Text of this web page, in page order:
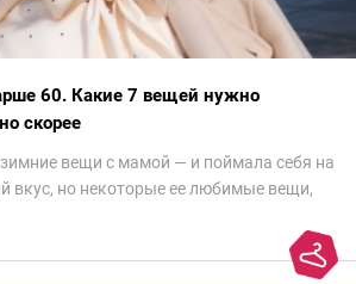
60. Какие 7 вещей нужно
скорее
вещи с мамой — и поймала себя на
вкус, но некоторые ее любимые вещи,
в том, что сама мода сделала шаг